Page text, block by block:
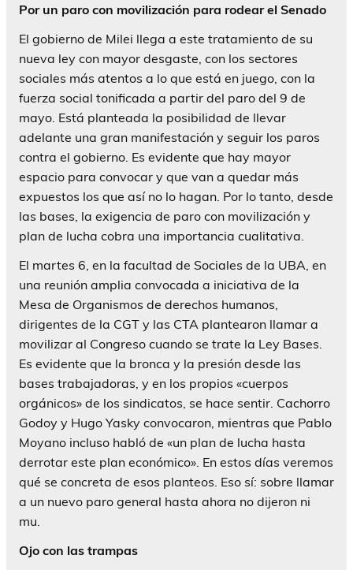
Por un paro con movilización para rodear el Senado
El gobierno de Milei llega a este tratamiento de su
nueva ley con mayor desgaste, con los sectores
sociales más atentos a lo que está en juego, con la
fuerza social tonificada a partir del paro del 9 de
mayo. Está planteada la posibilidad de llevar
adelante una gran manifestación y seguir los paros
contra el gobierno. Es evidente que hay mayor
espacio para convocar y que van a quedar más
expuestos los que así no lo hagan. Por lo tanto, desde
las bases, la exigencia de paro con movilización y
plan de lucha cobra una importancia cualitativa.
El martes 6, en la facultad de Sociales de la UBA, en
una reunión amplia convocada a iniciativa de la
Mesa de Organismos de derechos humanos,
dirigentes de la CGT y las CTA plantearon llamar a
movilizar al Congreso cuando se trate la Ley Bases.
Es evidente que la bronca y la presión desde las
bases trabajadoras, y en los propios «cuerpos
orgánicos» de los sindicatos, se hace sentir. Cachorro
Godoy y Hugo Yasky convocaron, mientras que Pablo
Moyano incluso habló de «un plan de lucha hasta
derrotar este plan económico». En estos días veremos
qué se concreta de esos planteos. Eso sí: sobre llamar
a un nuevo paro general hasta ahora no dijeron ni
mu.
Ojo con las trampas